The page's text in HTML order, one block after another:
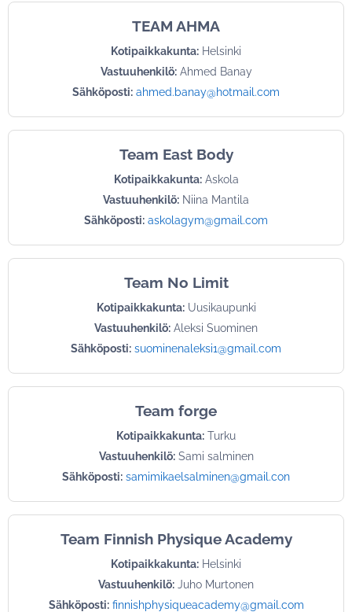
TEAM AHMA
Kotipaikkakunta: Helsinki
Vastuuhenkilö:Ahmed Banay
Sähköposti: ahmed.banay@hotmail.com
Team East Body
Kotipaikkakunta:Askola
Vastuuhenkilö: Niina Mantila
Sähköposti: askolagym@gmail.com
Team No Limit
Kotipaikkakunta:Uusikaupunki
Vastuuhenkilö: Aleksi Suominen
Sähköposti: suominenaleksi1@gmail.com
Team forge
Kotipaikkakunta: Turku
Vastuuhenkilö:Sami salminen
Sähköposti: samimikaelsalminen@gmail.con
Team Finnish Physique Academy
Kotipaikkakunta: Helsinki
Vastuuhenkilö: Juho Murtonen
Sähköposti: finnishphysiqueacademy@gmail.com